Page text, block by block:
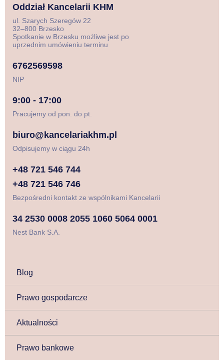
Blog
Prawo gospodarcze
Aktualności
Prawo bankowe
Oddział Kancelarii KHM
ul. Szarych Szeregów 22
32–800 Brzesko
Spotkanie w Brzesku możliwe jest po
uprzednim umówieniu terminu
6762569598
NIP
9:00 - 17:00
Pracujemy od pon. do pt.
biuro@kancelariakhm.pl
Odpisujemy w ciągu 24h
+48 721 546 744
+48 721 546 746
Bezpośredni kontakt ze wspólnikami Kancelarii
34 2530 0008 2055 1060 5064 0001
Nest Bank S.A.